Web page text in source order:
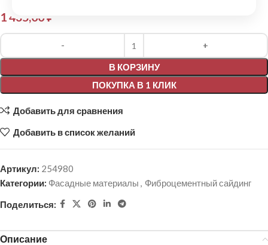
1 435,00₽
В КОРЗИНУ
ПОКУПКА В 1 КЛИК
Alternative:
Добавить для сравнения
Добавить в список желаний
Артикул: 254980
Категории: Фасадные материалы , Фиброцементный сайдинг
Поделиться:
Описание